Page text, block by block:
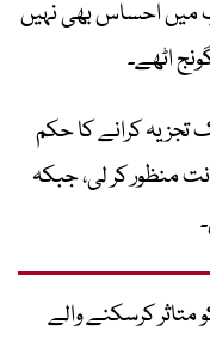
میں احساس بھی نہیں
اٹھے۔
تجزیہ کرانے کا حکم
منظور کر لی، جبکہ
متاثر کرسکنے والے